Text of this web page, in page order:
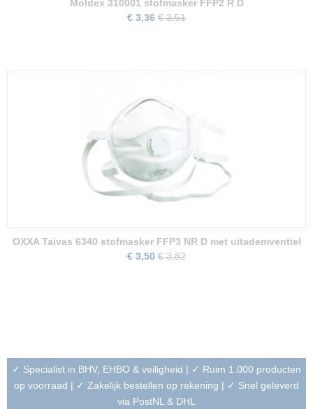
Moldex 310001 stofmasker FFP2 R D
€ 3,36 € 3,51
OXXA Taivas 6340 stofmasker FFP3 NR D met uitademventiel
€ 3,50 € 3,82
✓ Specialist in BHV, EHBO & veiligheid | ✓ Ruim 1.000 producten
op voorraad | ✓ Zakelijk bestellen op rekening | ✓ Snel geleverd
via PostNL & DHL